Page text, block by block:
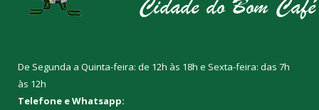
De Segunda a Quinta-feira: de 12h às 18h e Sexta-feira: das 7h
às 12h
Telefone e Whatsapp: